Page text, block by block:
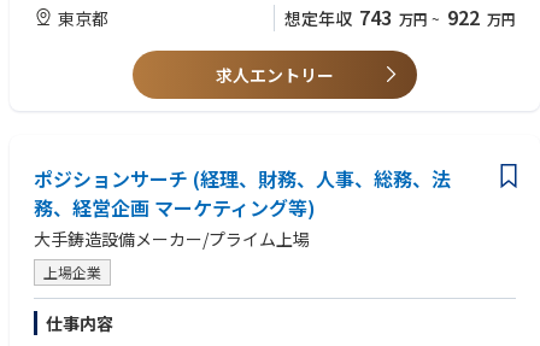
東京都 想定年収 743 万円 ~ 922 万円
求人エントリー
ポジションサーチ (経理、財務、人事、総務、法
務、経営企画 マーケティング等)
大手鋳造設備メーカー/プライム上場
上場企業
仕事内容